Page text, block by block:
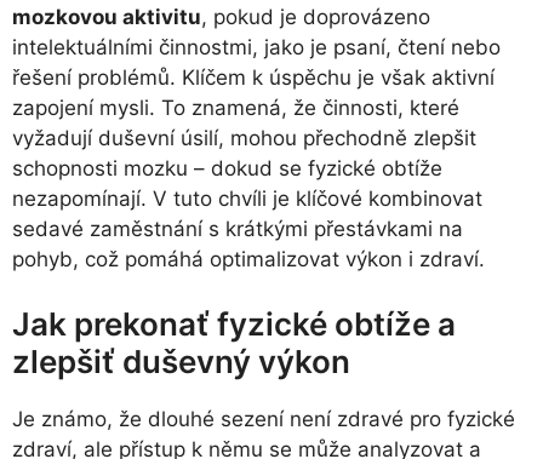
mozkovou aktivitu, pokud je doprovázeno
intelektuálními činnostmi, jako je psaní, čtení nebo
řešení problémů. Klíčem k úspěchu je však aktivní
zapojení mysli. To znamená, že činnosti, které
vyžadují duševní úsilí, mohou přechodně zlepšit
schopnosti mozku – dokud se fyzické obtíže
nezapomínají. V tuto chvíli je klíčové kombinovat
sedavé zaměstnání s krátkými přestávkami na
pohyb, což pomáhá optimalizovat výkon i zdraví.
Jak prekonať fyzické obtíže a
zlepšiť duševný výkon
Je známo, že dlouhé sezení není zdravé pro fyzické
zdraví, ale přístup k němu se může analyzovat a